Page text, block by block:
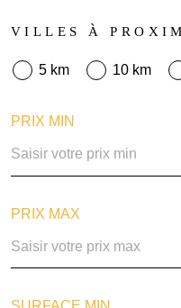
VILLES À
5 km 10 km
PRIX MIN
PRIX MAX